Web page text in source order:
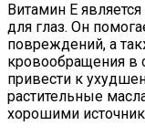
Витамин Е
для глаз. Он
повреждений, а
кровообращения в
привести к
растительные
хорошими